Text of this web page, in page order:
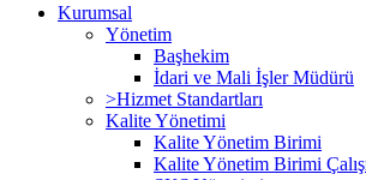
Kurumsal
Yönetim
Başhekim
İdari ve Mali İşler Müdürü
>Hizmet Standartları
Kalite Yönetimi
Kalite Yönetim Birimi
Kalite Yönetim Birimi